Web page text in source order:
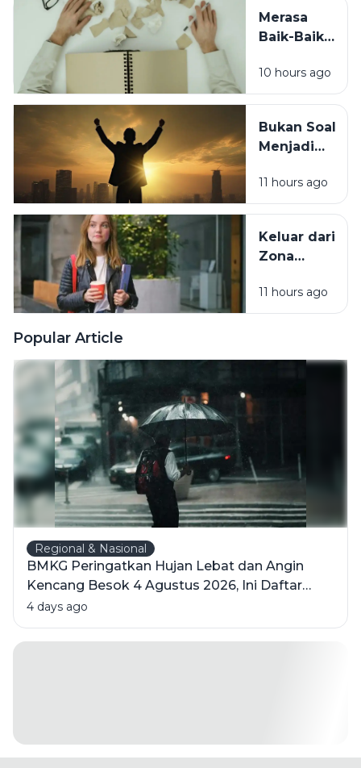
yang
Sering
Merasa
Baik-Baik
Tanda
Tubuh
Sedang
Minta
10 hours ago
Bukan Soal
Menjadi
Ini Cara
Berubah
Kehilangan
Diri Sendiri
11 hours ago
Keluar dari
Zona
Tanpa Harus
Memaksakan
11 hours ago
Popular Article
Regional & Nasional
BMKG Peringatkan Hujan Lebat dan Angin
Kencang Besok 4 Agustus 2026, Ini Daftar
Wilayahnya
4 days ago